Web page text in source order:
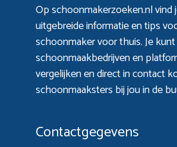
Op schoonmakerzoeken.nl vind
uitgebreide informatie en tips
schoonmaker voor thuis. Je
schoonmaakbedrijven en
vergelijken en direct in contact
schoonmaaksters bij jou in de
Contactgegevens